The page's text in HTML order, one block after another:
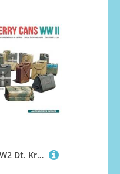
MiniArt 49004 1:48 WW2 Dt. Kraftstoffkanister (28) - originalgetreue Nachbildung, Modellbau, Plastik Bausatz, Basteln, Hobby, Kleben, Modellbausatz, Zusammenbauen, unlackiert